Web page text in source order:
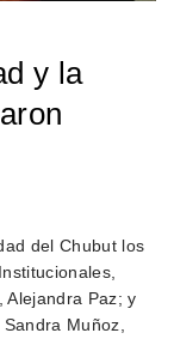
y la
del Chubut los
Alejandra Paz; y
Muñoz,